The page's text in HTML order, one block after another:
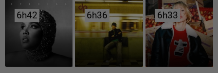
6h42
6h42 6h36
6h36 6h33
6h33